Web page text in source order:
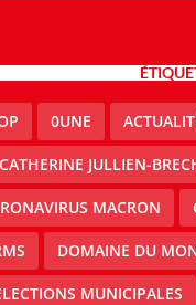
0UNE
CATHERINE JULLIEN-
MACRON
DOMAINE DU
MUNICIPALES